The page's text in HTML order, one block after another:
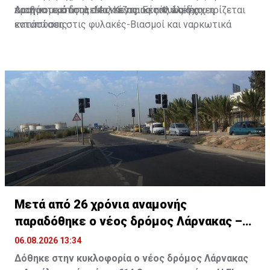
και η νομιμότητα στις Κεντρικές Φυλακές.
πραγματικά δουλεύει και ποιος απλώς διαχειρίζεται
εντυπώσεις.
Διαβάστε επίσης:Μαλτέζος: Εκτός ελέγχου η
κατάσταση στις φυλακές-Βιασμοί και ναρκωτικά
Μετά από 26 χρόνια αναμονής
παραδόθηκε ο νέος δρόμος Λάρνακας –
Δεκέλειας
06.08.2026 13:34
Δόθηκε στην κυκλοφορία ο νέος δρόμος Λάρνακας